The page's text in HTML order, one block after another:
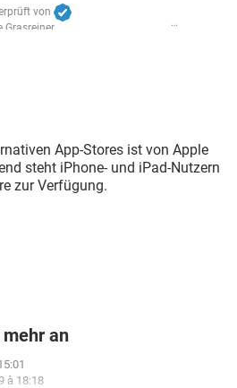
von
Grasreiner
App-Stores ist von Apple
steht iPhone- und iPad-Nutzern
zur Verfügung.
an
à 18:18